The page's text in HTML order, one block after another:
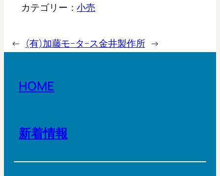
カテゴリー：小売
← (有)加藤モ−タ−ス金井製作所 →
HOME
新着情報